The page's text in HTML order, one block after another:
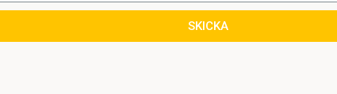
SKICKA